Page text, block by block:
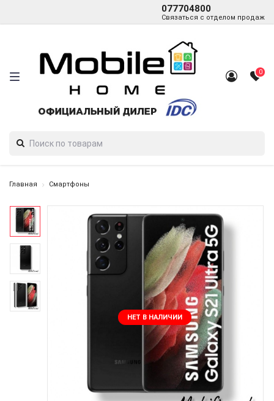
077704800
Связаться с отделом продаж
0
Главная Смартфоны
НЕТ В НАЛИЧИИ